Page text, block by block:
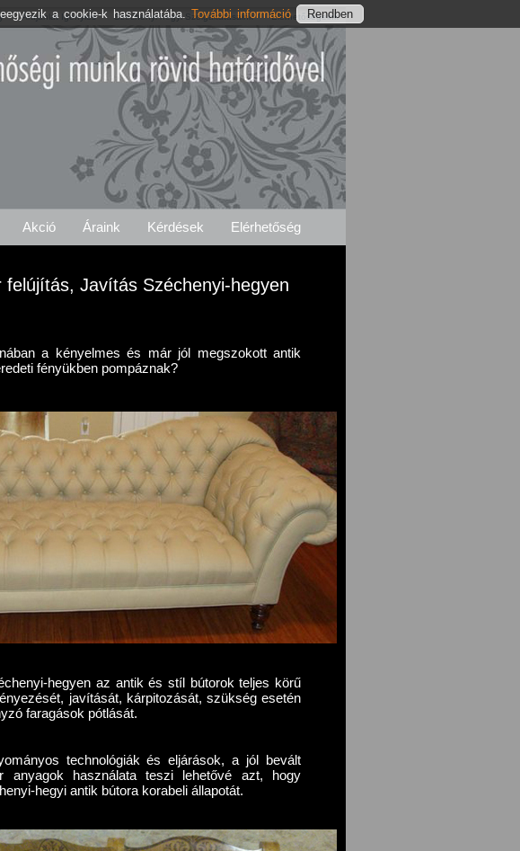
Árajánlat Igénylés Széchenyi-hegyi Szolgáltatásaink Elérhetőségeink
Akció Áraink Kérdések Elérhetőség
Javítás Széchenyi-hegyen
a kényelmes és már jól megszokott antik
fényükben pompáznak?
hegyen az antik és stíl bútorok teljes körű
javítását, kárpitozását, szükség esetén
faragások pótlását.
technológiák és eljárások, a jól bevált
anyagok használata teszi lehetővé azt, hogy
hegyi antik bútora korabeli állapotát.
a cookie-k használatába. További információ